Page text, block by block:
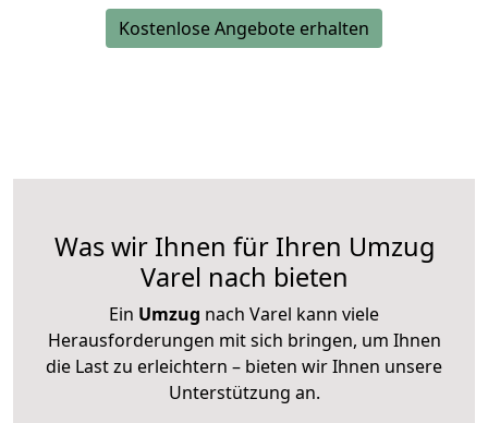
Kostenlose Angebote erhalten
Was wir Ihnen für Ihren Umzug
Varel nach bieten
Ein Umzug nach Varel kann viele
Herausforderungen mit sich bringen, um Ihnen
die Last zu erleichtern – bieten wir Ihnen unsere
Unterstützung an.